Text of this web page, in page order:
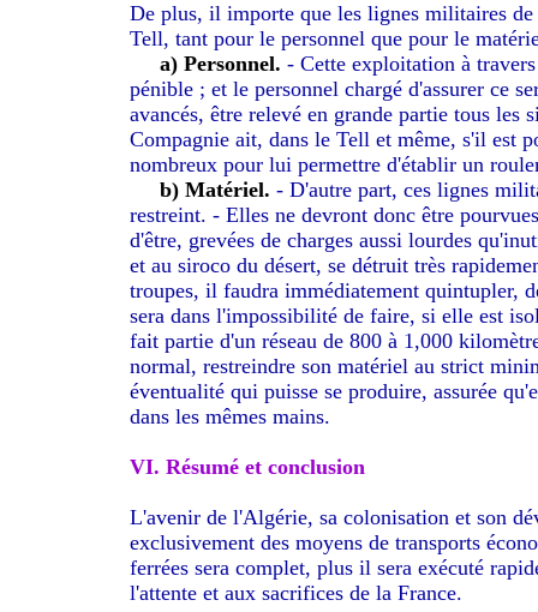
De plus, il importe que les lignes militaires
Tell, tant pour le personnel que pour le
a) Personnel. - Cette exploitation à
pénible ; et le personnel chargé d'assurer ce
avancés, être relevé en grande partie tous
Compagnie ait, dans le Tell et même, s'il est
nombreux pour lui permettre d'établir un
b) Matériel. - D'autre part, ces lignes
restreint. - Elles ne devront donc être
d'être, grevées de charges aussi lourdes
et au siroco du désert, se détruit très
troupes, il faudra immédiatement quintupler,
sera dans l'impossibilité de faire, si elle est
fait partie d'un réseau de 800 à 1,000
normal, restreindre son matériel au strict
éventualité qui puisse se produire, assurée
dans les mêmes mains.
VI. Résumé et conclusion
L'avenir de l'Algérie, sa colonisation et son
exclusivement des moyens de transports
ferrées sera complet, plus il sera exécuté
l'attente et aux sacrifices de la France.